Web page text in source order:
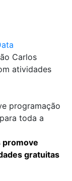
Carlos
atividades
programação
toda a
promove
gratuitas